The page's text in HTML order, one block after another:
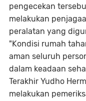
pengecekan
melakukan
peralatan yang
"Kondisi rumah
aman seluruh
dalam keadaan
Terakhir Yudho
melakukan